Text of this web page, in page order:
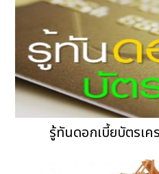
รู้ทันดอกเบี้ยบัตรเ